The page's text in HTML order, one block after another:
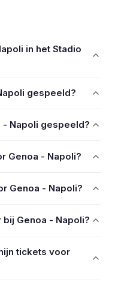
in het Stadio
gespeeld?
- Napoli gespeeld?
Genoa - Napoli?
Genoa - Napoli?
Genoa - Napoli?
tickets voor